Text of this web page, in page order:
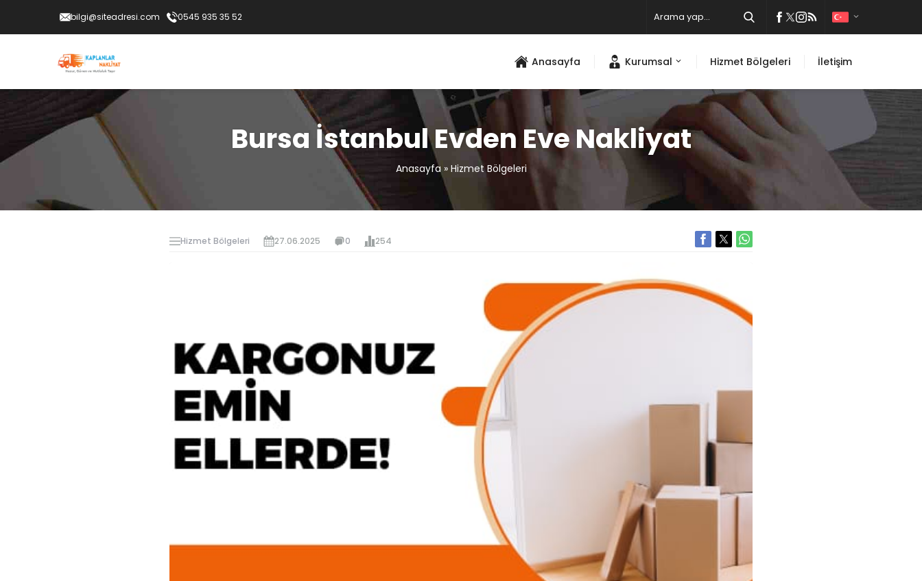
bilgi@siteadresi.com 0545 935 35 52
Anasayfa Kurumsal Hizmet Bölgeleri İletişim
Bursa İstanbul Evden Eve Nakliyat
Anasayfa» Hizmet Bölgeleri
Hizmet Bölgeleri 27.06.2025 0 254